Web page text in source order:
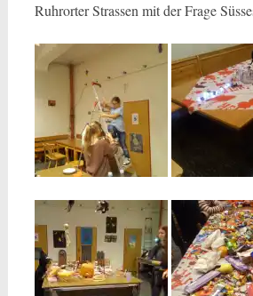
Ruhrorter Strassen mit der Frage